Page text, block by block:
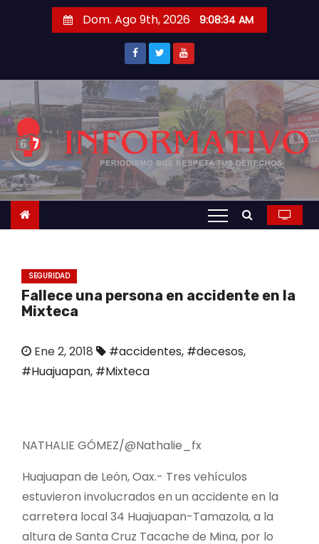
r
a
c
o
t
Dom. Ago 9th, 2026 9:08:35 AM
SEGURIDAD
Fallece una persona en accidente en la
Mixteca
Ene 2, 2018 #accidentes, #decesos,
#Huajuapan, #Mixteca
NATHALIE GÓMEZ/@Nathalie_fx
Huajuapan de León, Oax.- Tres vehículos
estuvieron involucrados en un accidente en la
carretera local 34 Huajuapan-Tamazola, a la
altura de Santa Cruz Tacache de Mina, por lo